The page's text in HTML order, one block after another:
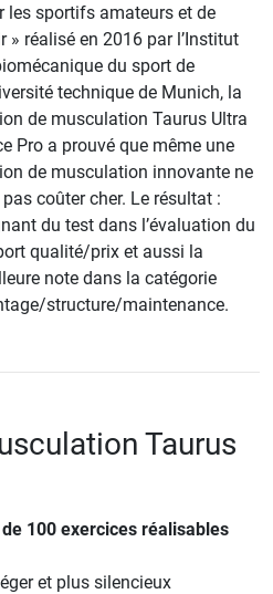
les sportifs amateurs et de
» réalisé en 2016 par l’Institut
du sport de
technique de Munich, la
de musculation Taurus Ultra
Pro a prouvé que même une
de musculation innovante ne
coûter cher. Le résultat :
du test dans l’évaluation du
qualité/prix et aussi la
note dans la catégorie
structure/maintenance.
Taurus
100 exercices réalisables
et plus silencieux